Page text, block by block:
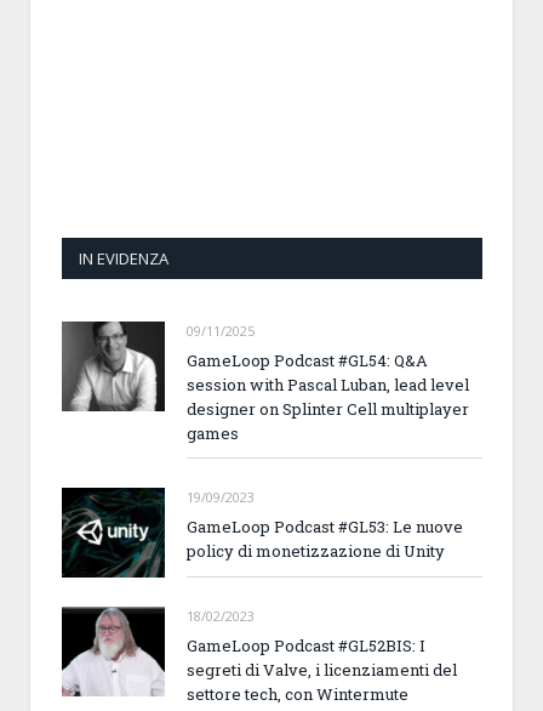
IN EVIDENZA
09/11/2025
GameLoop Podcast #GL54: Q&A
session with Pascal Luban, lead level
designer on Splinter Cell multiplayer
games
19/09/2023
GameLoop Podcast #GL53: Le nuove
policy di monetizzazione di Unity
18/02/2023
GameLoop Podcast #GL52BIS: I
segreti di Valve, i licenziamenti del
settore tech, con Wintermute